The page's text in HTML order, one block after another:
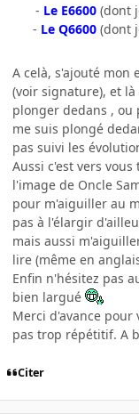
- Le E6600 (dont
- Le Q6600(dont
A celà, s'ajouté mon
(voir signature), et
plonger dedans ,
me suis plongé
pas suivi les
Aussi c'est vers
l'image de Oncle
pour m'aiguiller au
pas à l'élargir
mais aussi
lire (même en
Enfin n'hésitez pas
bien largué
Merci d'avance pour
pas trop répétitif. A
Citer